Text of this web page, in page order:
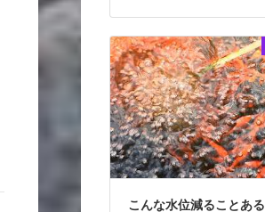
こんな水位減ることある